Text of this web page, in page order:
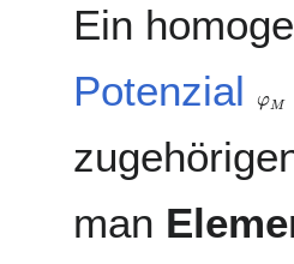
Ein
Potenzial
man